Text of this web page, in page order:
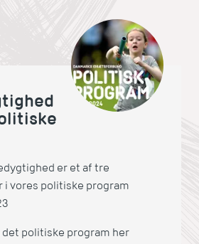
naturen til at
er et af tre
i vores politiske program
politiske program her